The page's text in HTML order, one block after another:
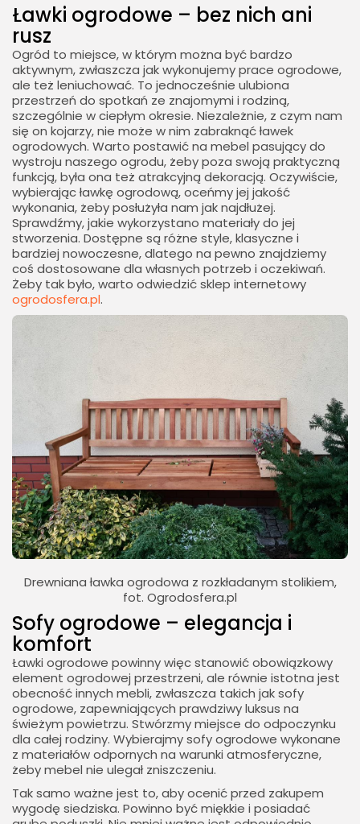
Ławki ogrodowe – bez nich ani
rusz
Ogród to miejsce, w którym można być bardzo
aktywnym, zwłaszcza jak wykonujemy prace ogrodowe,
ale też leniuchować. To jednocześnie ulubiona
przestrzeń do spotkań ze znajomymi i rodziną,
szczególnie w ciepłym okresie. Niezależnie, z czym nam
się on kojarzy, nie może w nim zabraknąć ławek
ogrodowych. Warto postawić na mebel pasujący do
wystroju naszego ogrodu, żeby poza swoją praktyczną
funkcją, była ona też atrakcyjną dekoracją. Oczywiście,
wybierając ławkę ogrodową, oceńmy jej jakość
wykonania, żeby posłużyła nam jak najdłużej.
Sprawdźmy, jakie wykorzystano materiały do jej
stworzenia. Dostępne są różne style, klasyczne i
bardziej nowoczesne, dlatego na pewno znajdziemy
coś dostosowane dla własnych potrzeb i oczekiwań.
Żeby tak było, warto odwiedzić sklep internetowy
ogrodosfera.pl.
Drewniana ławka ogrodowa z rozkładanym stolikiem,
fot. Ogrodosfera.pl
Sofy ogrodowe – elegancja i
komfort
Ławki ogrodowe powinny więc stanowić obowiązkowy
element ogrodowej przestrzeni, ale równie istotna jest
obecność innych mebli, zwłaszcza takich jak sofy
ogrodowe, zapewniających prawdziwy luksus na
świeżym powietrzu. Stwórzmy miejsce do odpoczynku
dla całej rodziny. Wybierajmy sofy ogrodowe wykonane
z materiałów odpornych na warunki atmosferyczne,
żeby mebel nie ulegał zniszczeniu.
Tak samo ważne jest to, aby ocenić przed zakupem
wygodę siedziska. Powinno być miękkie i posiadać